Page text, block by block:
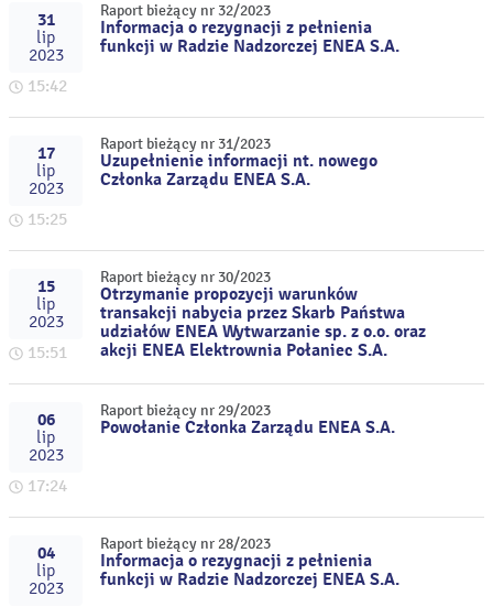
31
lip
2023
15:42
Raport bieżący nr 32/2023
Informacja o rezygnacji z pełnienia
funkcji w Radzie Nadzorczej ENEA S.A.
17
lip
2023
15:25
Raport bieżący nr 31/2023
Uzupełnienie informacji nt. nowego
Członka Zarządu ENEA S.A.
15
lip
2023
15:51
Raport bieżący nr 30/2023
Otrzymanie propozycji warunków
transakcji nabycia przez Skarb Państwa
udziałów ENEA Wytwarzanie sp. z o.o. oraz
akcji ENEA Elektrownia Połaniec S.A.
06
lip
2023
17:24
Raport bieżący nr 29/2023
Powołanie Członka Zarządu ENEA S.A.
04
lip
2023
Raport bieżący nr 28/2023
Informacja o rezygnacji z pełnienia
funkcji w Radzie Nadzorczej ENEA S.A.